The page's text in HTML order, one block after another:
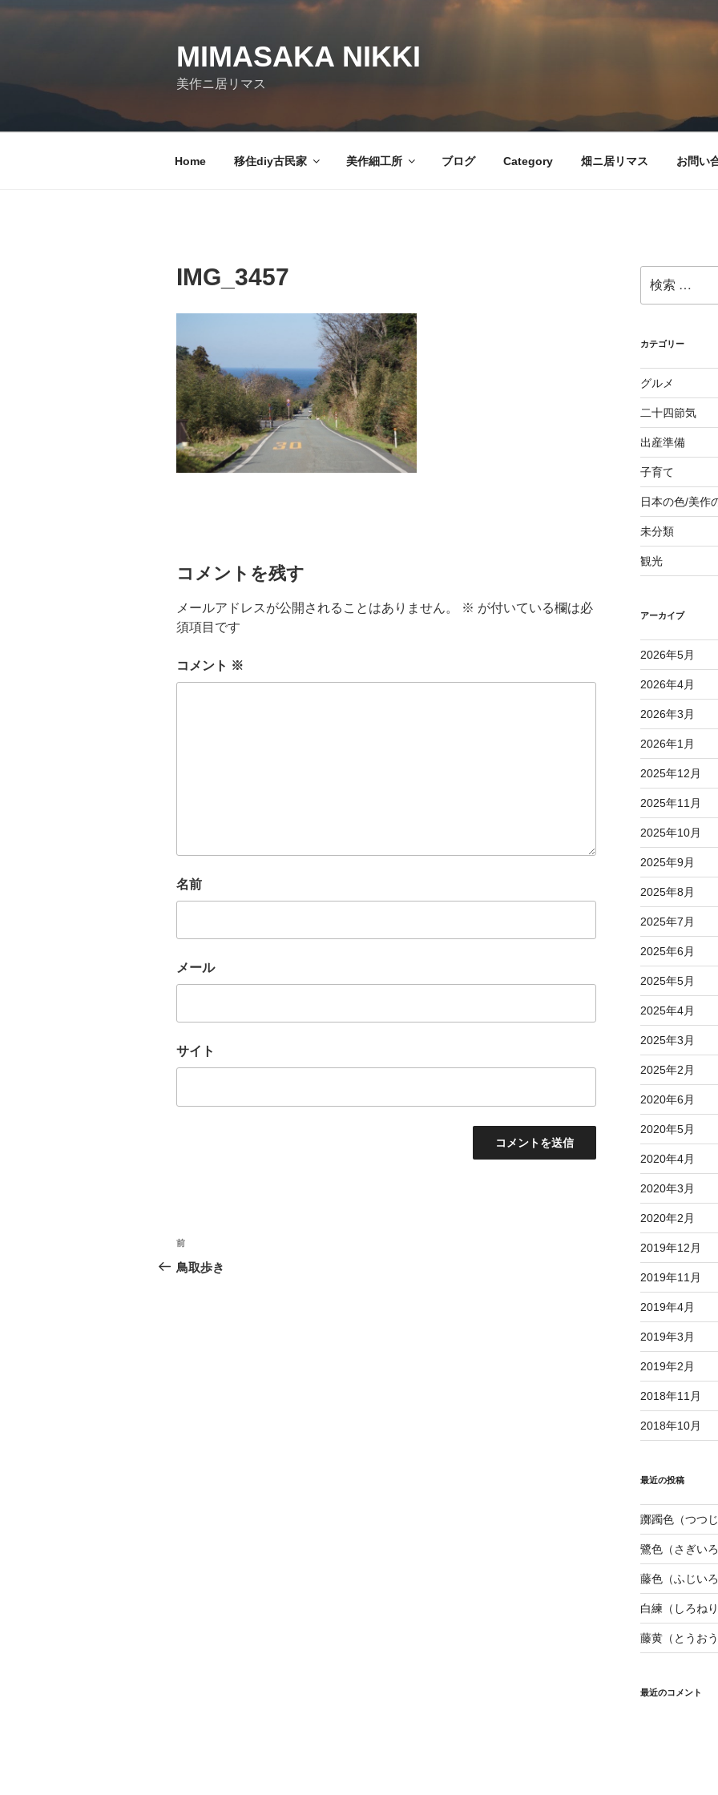
コ
MIMASAKA NIKKI
美作ニ居リマス
Home 移住diy古民家 美作細工所 ブログ Category 畑ニ居リマス お問い
IMG_3457
コメントを残す
メールアドレスが公開されることはありません。 ※ が付いている欄は必
須項目です
コメント ※
名前
メール
サイト
投
稿
過
去
前
鳥取歩き
索:
カテゴリー
グルメ
二十四節気
出産準備
子育て
日本の色/美作
未分類
観光
アーカイブ
2026年5月
2026年4月
2026年3月
2026年1月
2025年12月
2025年11月
2025年10月
2025年9月
2025年8月
2025年7月
2025年6月
2025年5月
2025年4月
2025年3月
2025年2月
2020年6月
2020年5月
2020年4月
2020年3月
2020年2月
2019年12月
2019年11月
2019年4月
2019年3月
2019年2月
2018年11月
2018年10月
最近の投稿
躑躅色（つつ
鷺色（さぎい
藤色（ふじい
白練（しろね
藤黄（とうお
最近のコメント